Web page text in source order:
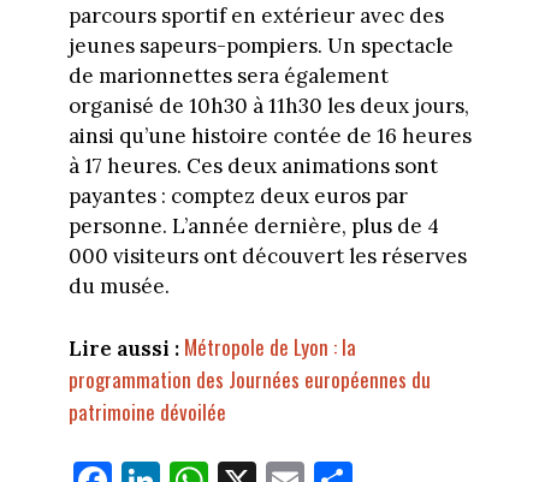
parcours sportif en extérieur avec des
jeunes sapeurs-pompiers. Un spectacle
de marionnettes sera également
organisé de 10h30 à 11h30 les deux jours,
ainsi qu’une histoire contée de 16 heures
à 17 heures. Ces deux animations sont
payantes : comptez deux euros par
personne. L’année dernière, plus de 4
000 visiteurs ont découvert les réserves
du musée.
Lire aussi : Métropole de Lyon : la
programmation des Journées européennes du
patrimoine dévoilée